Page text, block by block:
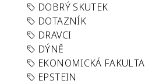
DOBRÝ SKUTEK
DOTAZNÍK
DRAVCI
DÝNĚ
EKONOMICKÁ FAKULTA
EPSTEIN